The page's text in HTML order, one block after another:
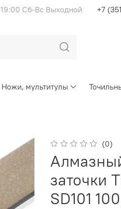
Сб-Вс Выходной +7
Ножи, мультитулы
(0)
заточки
SD101